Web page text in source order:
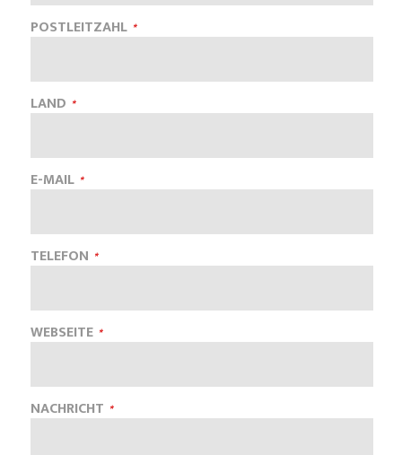
POSTLEITZAHL
LAND
E-MAIL
TELEFON
WEBSEITE
NACHRICHT